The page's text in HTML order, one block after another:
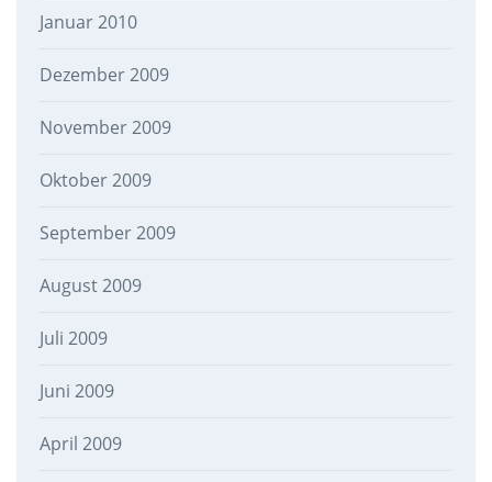
Januar 2010
Dezember 2009
November 2009
Oktober 2009
September 2009
August 2009
Juli 2009
Juni 2009
April 2009